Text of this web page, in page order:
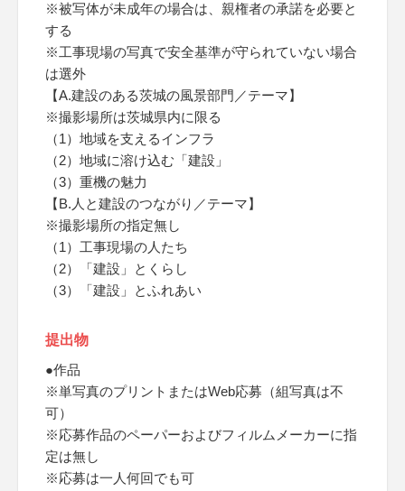
※被写体が未成年の場合は、親権者の承諾を必要と
する
※工事現場の写真で安全基準が守られていない場合
は選外
【A.建設のある茨城の風景部門／テーマ】
※撮影場所は茨城県内に限る
（1）地域を支えるインフラ
（2）地域に溶け込む「建設」
（3）重機の魅力
【B.人と建設のつながり／テーマ】
※撮影場所の指定無し
（1）工事現場の人たち
（2）「建設」とくらし
（3）「建設」とふれあい
提出物
●作品
※単写真のプリントまたはWeb応募（組写真は不
可）
※応募作品のペーパーおよびフィルムメーカーに指
定は無し
※応募は一人何回でも可